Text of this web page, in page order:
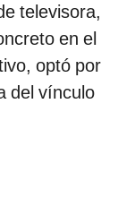
televisora,
en el
optó por
del vínculo